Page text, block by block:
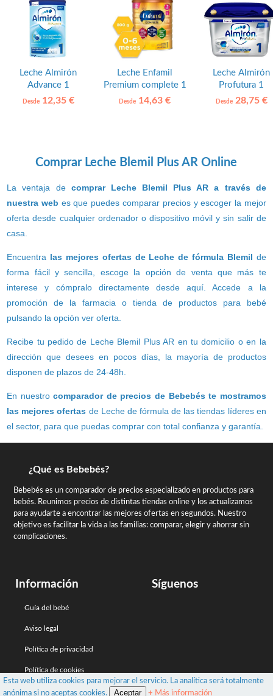
Leche Almirón
Advance 1
Desde12,35 €
Leche Enfamil
Premium complete 1
Desde 14,63 €
Leche Almirón
Profutura 1
Desde28,75 €
Comprar Leche Blemil Plus AR Online
La ventaja de comprar Leche Blemil Plus AR a través de
nuestra web es que puedes comparar precios y escoger la mejor
oferta desde cualquier ordenador o dispositivo móvil y sin salir de
casa.
Encuentra las mejores ofertas de Leche de fórmula Blemil de
forma fácil y sencilla, escoge la opción de venta que más te
interese y cómpralo directamente desde aquí. Accede a la
promoción de la farmacia o tienda de productos para bebé
pulsando la opción ver oferta.
Recibe tu pedido de Leche Blemil Plus AR en tu domicilio o en la
dirección que desees en pocos días, la mayoría de productos
disponen de plazos de 24-48h.
En nuestrocomparador de precios de Bebebés te mostramos
las mejores ofertas de Leche de fórmula de las tiendas líderes en
el sector, para que puedas comprar con total confianza y garantía.
Esta web utiliza cookies para mejorar el servicio. La analítica será totalmente
anónima si no aceptas cookies.
Aceptar + Más información
¿Qué es Bebebés?
Bebebés es un comparador de precios especializado en productos para
bebés. Reunimos precios de distintas tiendas online y los actualizamos
para ayudarte a encontrar las mejores ofertas en segundos. Nuestro
objetivo es facilitar la vida a las familias: comparar, elegir y ahorrar sin
complicaciones.
Información
Guía del bebé
Aviso legal
Política de privacidad
Política de cookies
Síguenos
Bebebés: Busca, compara y ahorra